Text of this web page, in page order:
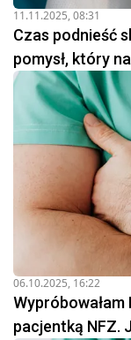
11.11.2025, 08:31
Czas podnieść
pomysł, który
06.10.2025, 16:22
Wypróbowałam
pacjentką NFZ.